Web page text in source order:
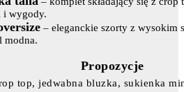
i wygody.
– eleganckie szorty z wysokim
modna.
Propozycje
top, jedwabna bluzka, sukienka